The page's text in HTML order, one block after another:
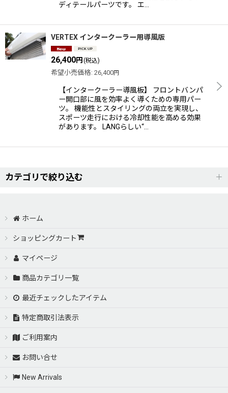
絞り込む
ディテールパーツです。 エ…
VERTEX インタークーラー用導風版
26,400円 (税込)
希望小売価格: 26,400円
【インタークーラー導風板】 フロントバンパ
ー開口部に風を効率よく導くための専用パー
ツ。 機能性とスタイリングの両立を実現し、
スポーツ走行における冷却性能を高める効果
があります。 LANGらしい“…
カテゴリで絞り込む
UNDER CANARD SERIES-アンダーカナード
ナンバープレート用台座
ホーム
ショッピングカート
マイページ
商品カテゴリ一覧
最近チェックしたアイテム
特定商取引法表示
ご利用案内
お問い合せ
New Arrivals